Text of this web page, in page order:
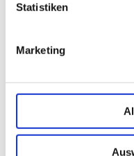
Statistiken
Marketing
Auberginenravioli
Ayurvedischer